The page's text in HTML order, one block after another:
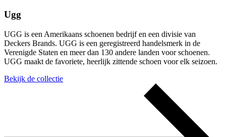
Ugg
UGG is een Amerikaans schoenen bedrijf en een divisie van
Deckers Brands. UGG is een geregistreerd handelsmerk in de
Verenigde Staten en meer dan 130 andere landen voor schoenen.
UGG maakt de favoriete, heerlijk zittende schoen voor elk seizoen.
Bekijk de collectie